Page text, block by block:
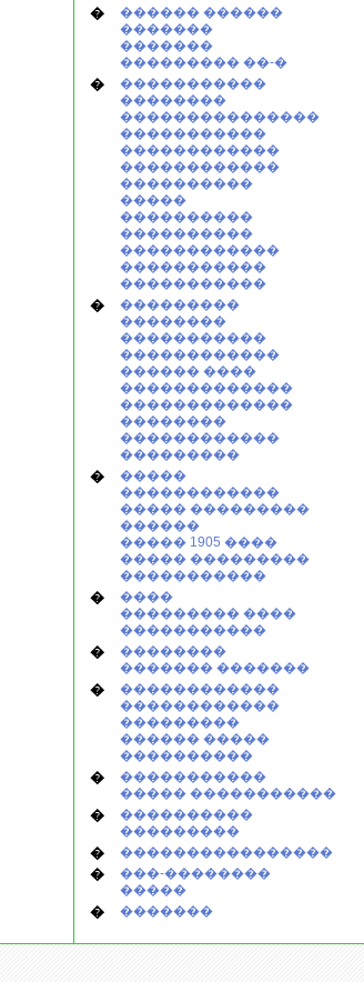
�
������ ������
�������
�������
��������� ��-�
�
�����������
��������
���������������
�����������
������������
������������
����������
�����
����������
����������
������������
�����������
�����������
�
���������
��������
�����������
������������
������ ����
�������������
�������������
��������
������������
���������
�
�����
������������
����� ���������
������
����� 1905 ����
����� ���������
�����������
�
����
��������� ����
�����������
�
��������
������� �������
�
������������
������������
���������
������ �����
����������
�
�����������
����� �����������
�
����������
���������
� ����������������
�
���-��������
�����
� �������